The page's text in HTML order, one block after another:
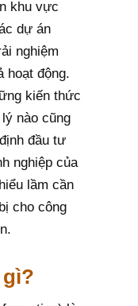
khu vực
dự án
nghiệm
hoạt động.
kiến thức
nào cũng
đầu tư
nghiệp của
lầm cần
cho công